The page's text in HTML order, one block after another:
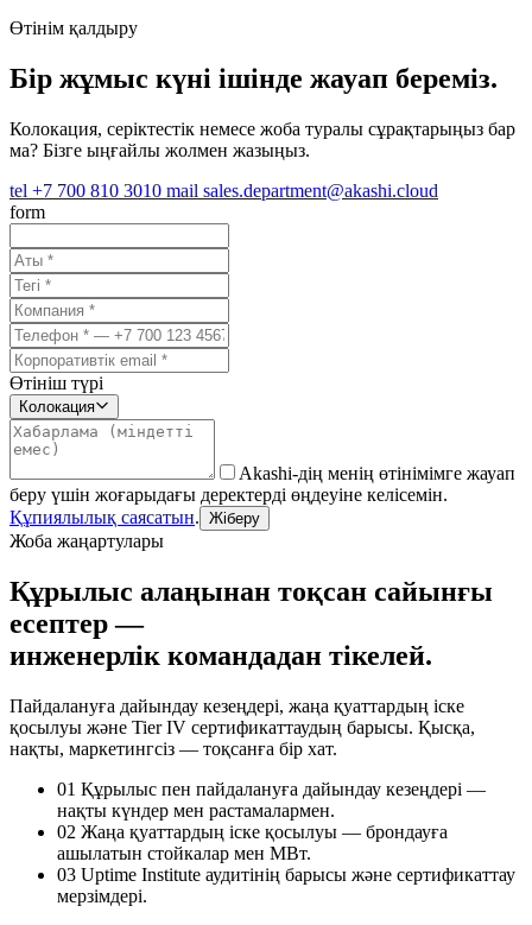
Өтінім қалдыру
Бір жұмыс күні ішінде жауап береміз.
Колокация, серіктестік немесе жоба туралы сұрақтарыңыз бар
ма? Бізге ыңғайлы жолмен жазыңыз.
tel +7 700 810 3010 mail sales.department@akashi.cloud
form
Өтініш түрі
Колокация
Akashi-дің менің өтінімімге жауап
беру үшін жоғарыдағы деректерді өңдеуіне келісемін.
Құпиялылық саясатын. Жіберу
Жоба жаңартулары
Құрылыс алаңынан тоқсан сайынғы
есептер —
инженерлік командадан тікелей.
Пайдалануға дайындау кезеңдері, жаңа қуаттардың іске
қосылуы және Tier IV сертификаттаудың барысы. Қысқа,
нақты, маркетингсіз — тоқсанға бір хат.
01 Құрылыс пен пайдалануға дайындау кезеңдері —
нақты күндер мен растамалармен.
02 Жаңа қуаттардың іске қосылуы — брондауға
ашылатын стойкалар мен МВт.
03 Uptime Institute аудитінің барысы және сертификаттау
мерзімдері.